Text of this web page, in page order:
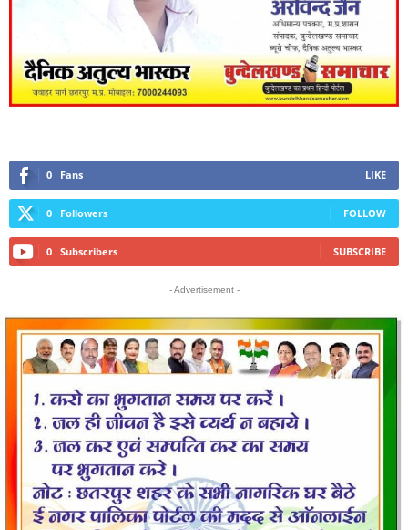
0 Fans LIKE
0 Followers FOLLOW
0 Subscribers SUBSCRIBE
- Advertisement -